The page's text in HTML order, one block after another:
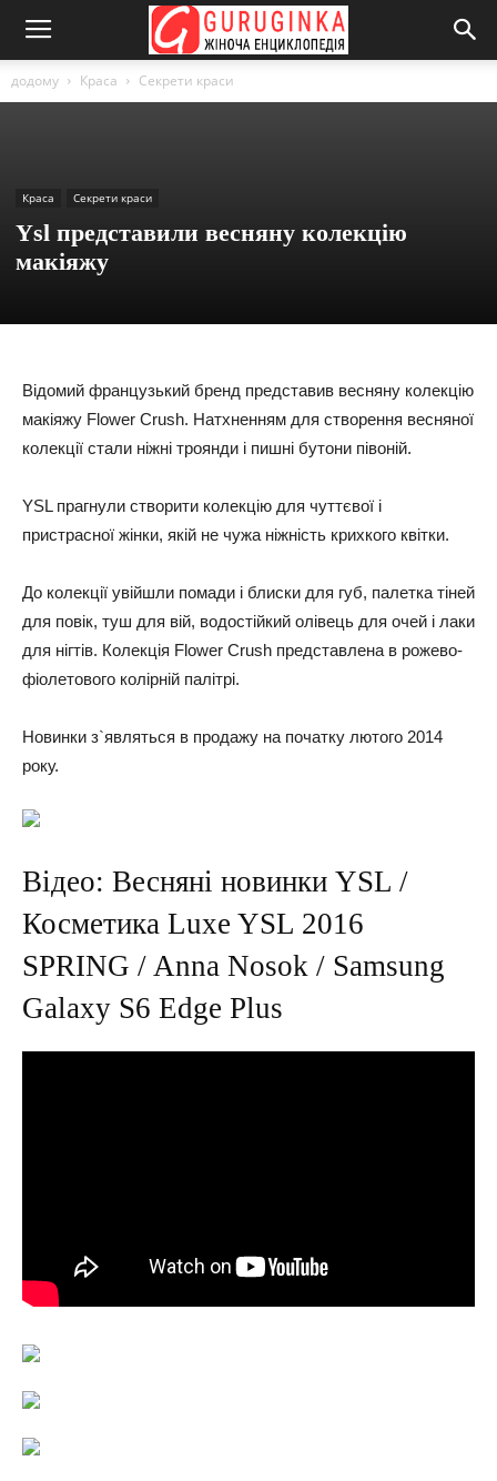
додому Краса Секрети краси
Краса Секрети краси
Ysl представили весняну колекцію
макіяжу
Відомий французький бренд представив весняну колекцію
макіяжу Flower Crush. Натхненням для створення весняної
колекції стали ніжні троянди і пишні бутони півоній.
YSL прагнули створити колекцію для чуттєвої і
пристрасної жінки, якій не чужа ніжність крихкого квітки.
До колекції увійшли помади і блиски для губ, палетка тіней
для повік, туш для вій, водостійкий олівець для очей і лаки
для нігтів. Колекція Flower Crush представлена в рожево-
фіолетового колірній палітрі.
Новинки з`являться в продажу на початку лютого 2014
року.
Відео: Весняні новинки YSL /
Косметика Luxe YSL 2016
SPRING / Anna Nosok / Samsung
Galaxy S6 Edge Plus